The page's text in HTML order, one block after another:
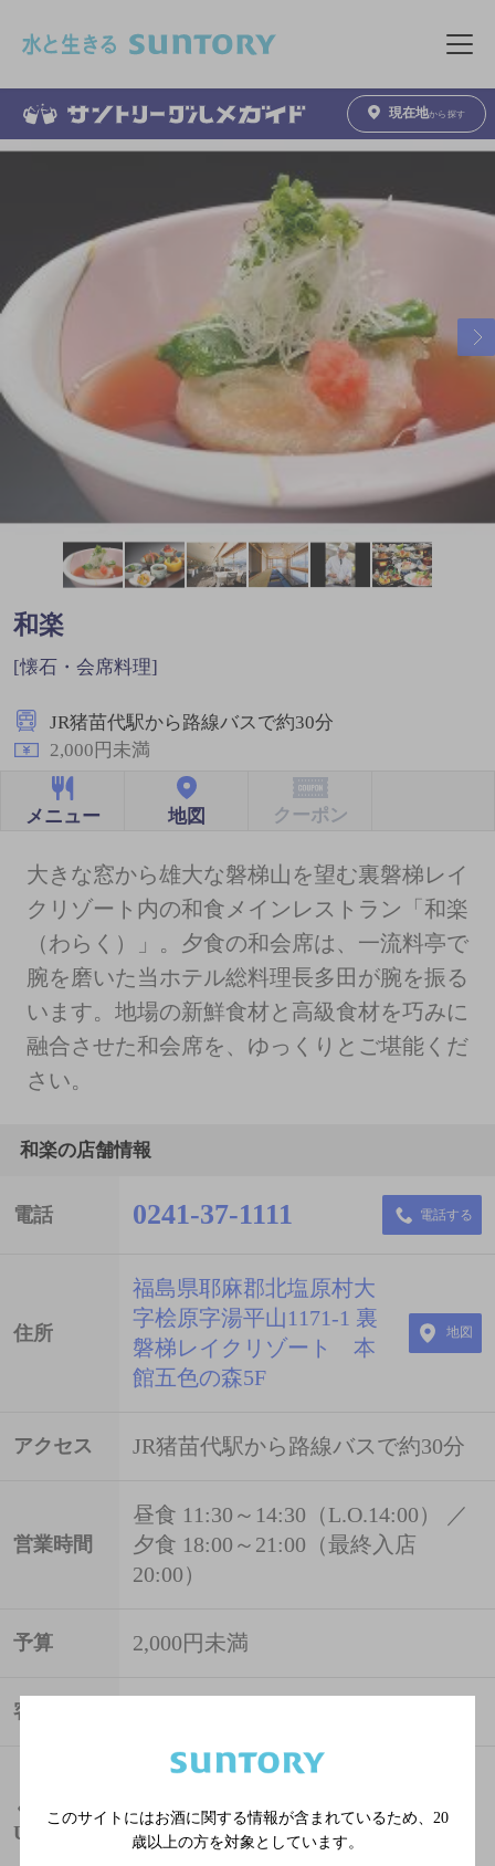
メニュ
現在地から探す
和楽
[懐石・会席料理]
JR猪苗代駅から路線バスで約30分
2,000円未満
メニュー 地図 クーポン
大きな窓から雄大な磐梯山を望む裏磐梯レイ
クリゾート内の和食メインレストラン「和楽
（わらく）」。夕食の和会席は、一流料亭で
腕を磨いた当ホテル総料理長多田が腕を振る
います。地場の新鮮食材と高級食材を巧みに
融合させた和会席を、ゆっくりとご堪能くだ
さい。
和楽の店舗情報
電話 0241-37-1111 電話する
住所
福島県耶麻郡北塩原村大
字桧原字湯平山1171-1 裏
磐梯レイクリゾート 本
館五色の森5F
地図
アクセス JR猪苗代駅から路線バスで約30分
営業時間
昼食 11:30～14:30（L.O.14:00） ／
夕食 18:00～21:00（最終入店
20:00）
予算 2,000円未満
客席数
ぐるなび
URL
このサイトにはお酒に関する情報が含まれているため、 20
歳以上の方を対象としています。